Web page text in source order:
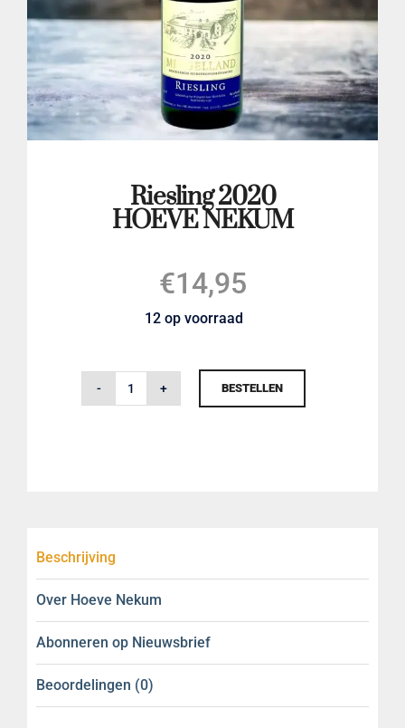
LOGIN
Riesling 2020
HOEVE NEKUM
€14,95
12 op voorraad
Riesling
BESTELLEN
Beschrijving
Over Hoeve Nekum
Abonneren op Nieuwsbrief
Beoordelingen (0)